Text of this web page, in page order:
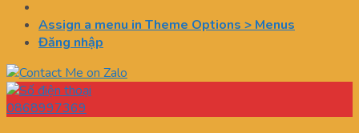
Assign a menu in Theme Options > Menus
Đăng nhập
0868997369